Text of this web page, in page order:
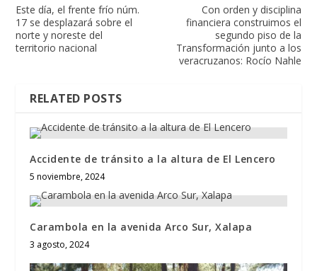
Este día, el frente frío núm.
17 se desplazará sobre el
norte y noreste del
territorio nacional
Con orden y disciplina
financiera construimos el
segundo piso de la
Transformación junto a los
veracruzanos: Rocío Nahle
RELATED POSTS
Accidente de tránsito a la altura de El Lencero
5 noviembre, 2024
Carambola en la avenida Arco Sur, Xalapa
3 agosto, 2024